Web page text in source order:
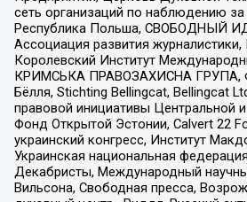
сеть организаций по наблюдению
Республика Польша, СВОБОДНЫЙ
Ассоциация развития
Королевский Институт
КРИМСЬКА ПРАВОЗАХИСНА ГРУПА,
Бёлля, Stichting Bellingcat, Bellingcat
правовой инициативы Центральной
Фонд Открытой Эстонии, Calvert 22
украинский конгресс, Институт
Украинская национальная
Декабристы, Международный
Вильсона, Свободная пресса,